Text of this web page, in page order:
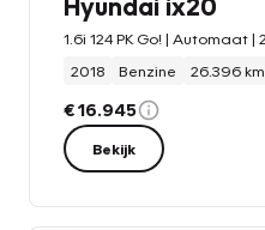
2018
Benzine 26.396 km
€ 16.945
Bekijk